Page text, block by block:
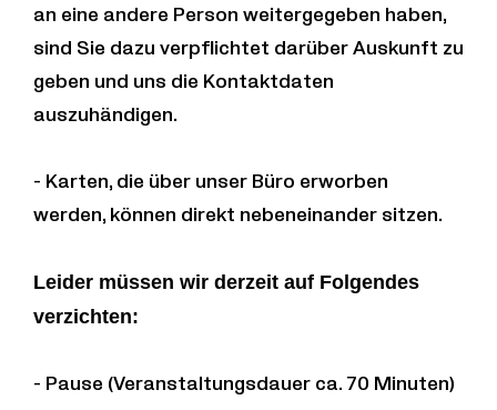
In der Fremde
Intermezzo
Waldesgespräch
Die Stille
Mondnacht
Auf einer Burg
Wehmut
Im Walde
Frühlingsnacht
aus Drei Gesänge op. 83, Nr. 3 (1850)nach
an eine andere Person weitergegeben haben,
sind Sie dazu verpflichtet darüber Auskunft zu
geben und uns die Kontaktdaten
auszuhändigen.
- Karten, die über unser Büro erworben
werden, können direkt nebeneinander sitzen.
Leider müssen wir derzeit auf Folgendes
verzichten:
- Pause (Veranstaltungsdauer ca. 70 Minuten)